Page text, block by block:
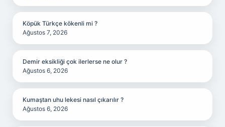
Köpük Türkçe kökenli mi ?
Ağustos 7, 2026
Demir eksikliği çok ilerlerse ne olur ?
Ağustos 6, 2026
Kumaştan uhu lekesi nasıl çıkarılır ?
Ağustos 6, 2026